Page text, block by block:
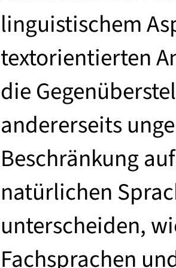
linguistischem
textorientierten
die
andererseits
Beschränkung
natürlichen
unterscheiden,
Fachsprachen